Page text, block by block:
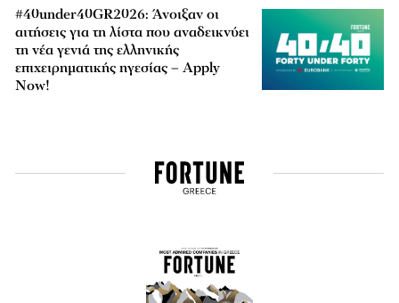
#40under40GR2026: Άνοιξαν οι
αιτήσεις για τη λίστα που αναδεικνύει
τη νέα γενιά της ελληνικής
επιχειρηματικής ηγεσίας – Apply
Now!